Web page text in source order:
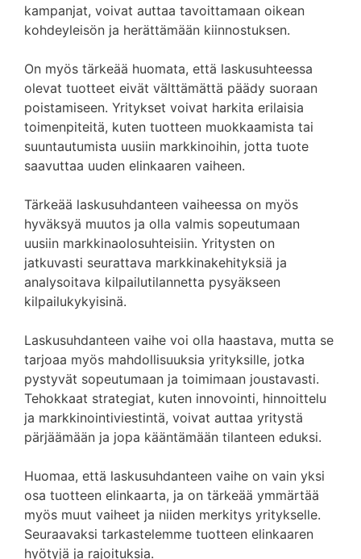
kampanjat, voivat auttaa tavoittamaan oikean
kohdeyleisön ja herättämään kiinnostuksen.
On myös tärkeää huomata, että laskusuhteessa
olevat tuotteet eivät välttämättä päädy suoraan
poistamiseen. Yritykset voivat harkita erilaisia ​​
toimenpiteitä, kuten tuotteen muokkaamista tai
suuntautumista uusiin markkinoihin, jotta tuote
saavuttaa uuden elinkaaren vaiheen.
Tärkeää laskusuhdanteen vaiheessa on myös
hyväksyä muutos ja olla valmis sopeutumaan
uusiin markkinaolosuhteisiin. Yritysten on
jatkuvasti seurattava markkinakehityksiä ja
analysoitava kilpailutilannetta pysyäkseen
kilpailukykyisinä.
Laskusuhdanteen vaihe voi olla haastava, mutta se
tarjoaa myös mahdollisuuksia yrityksille, jotka
pystyvät sopeutumaan ja toimimaan joustavasti.
Tehokkaat strategiat, kuten innovointi, hinnoittelu
ja markkinointiviestintä, voivat auttaa yritystä
pärjäämään ja jopa kääntämään tilanteen eduksi.
Huomaa, että laskusuhdanteen vaihe on vain yksi
osa tuotteen elinkaarta, ja on tärkeää ymmärtää
myös muut vaiheet ja niiden merkitys yritykselle.
Seuraavaksi tarkastelemme tuotteen elinkaaren
hyötyjä ja rajoituksia.